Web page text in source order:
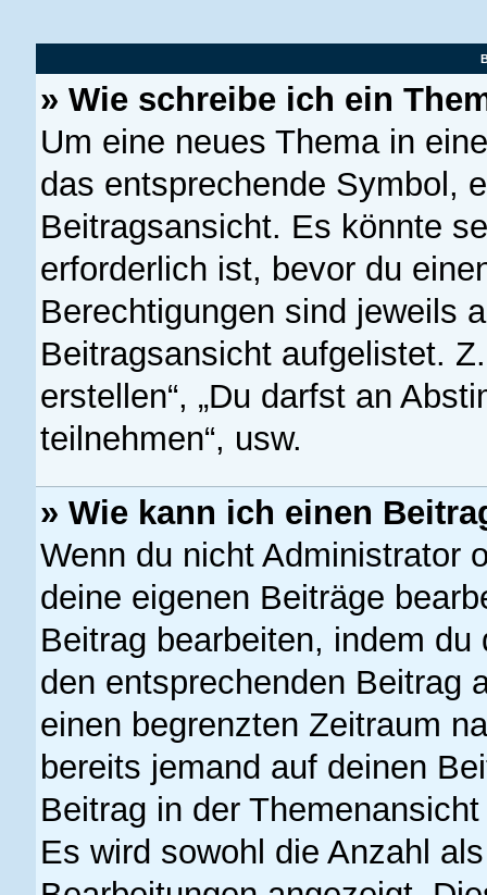
» Wie schreibe ich ein
Um eine neues Thema in
das entsprechende Symbol,
Beitragsansicht. Es könnte
erforderlich ist, bevor du
Berechtigungen sind jeweils
Beitragsansicht aufgelistet.
erstellen“, „Du darfst an
teilnehmen“, usw.
» Wie kann ich einen
Wenn du nicht Administrator
deine eigenen Beiträge
Beitrag bearbeiten, indem du
den entsprechenden Beitrag
einen begrenzten Zeitraum
bereits jemand auf deinen
Beitrag in der
Es wird sowohl die Anzahl